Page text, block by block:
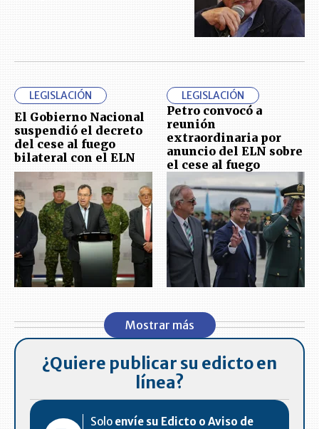
LEGISLACIÓN
El Gobierno Nacional
suspendió el decreto
del cese al fuego
bilateral con el ELN
LEGISLACIÓN
Petro convocó a
reunión
extraordinaria por
anuncio del ELN sobre
el cese al fuego
Mostrar más
¿Quiere publicar su edicto en
línea?
Solo envíe su Edicto o Aviso de